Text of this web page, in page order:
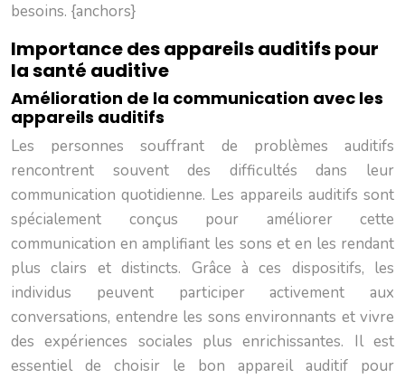
besoins. {anchors}
Importance des appareils auditifs pour
la santé auditive
Amélioration de la communication avec les
appareils auditifs
Les personnes souffrant de problèmes auditifs
rencontrent souvent des difficultés dans leur
communication quotidienne. Les appareils auditifs sont
spécialement conçus pour améliorer cette
communication en amplifiant les sons et en les rendant
plus clairs et distincts. Grâce à ces dispositifs, les
individus peuvent participer activement aux
conversations, entendre les sons environnants et vivre
des expériences sociales plus enrichissantes. Il est
essentiel de choisir le bon appareil auditif pour